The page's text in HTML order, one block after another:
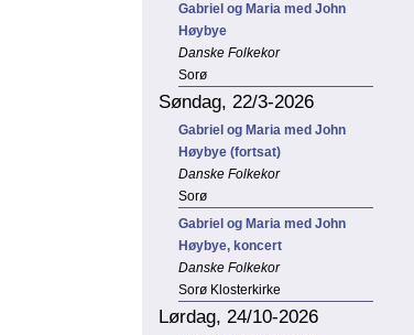
Gabriel og Maria med John
Høybye
Danske Folkekor
Sorø
Søndag, 22/3-2026
Gabriel og Maria med John
Høybye (fortsat)
Danske Folkekor
Sorø
Gabriel og Maria med John
Høybye, koncert
Danske Folkekor
Sorø Klosterkirke
Lørdag, 24/10-2026